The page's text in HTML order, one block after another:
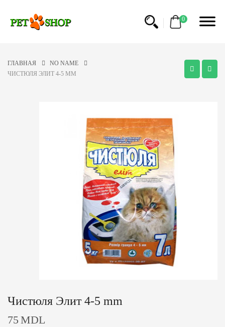
0
ГЛАВНАЯ
NO NAME
ЧИСТЮЛЯ ЭЛИТ 4-5 MM
Чистюля Элит 4-5 mm
75 MDL